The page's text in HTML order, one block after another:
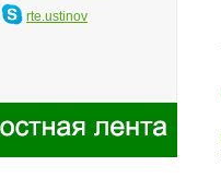
rte.ustinov